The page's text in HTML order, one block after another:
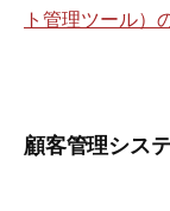
ト管理ツール）
顧客管理シス